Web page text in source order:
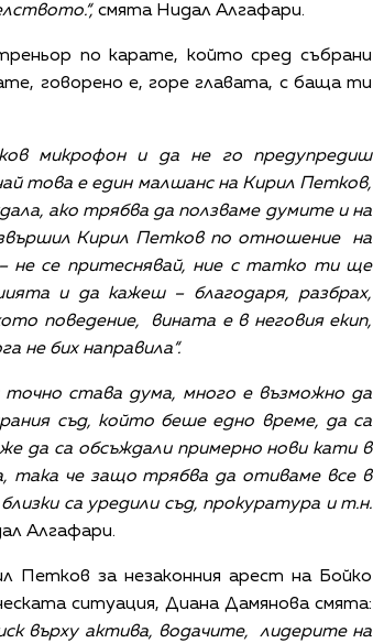
смята Нидал Алгафари.
по карате, който сред събрани
говорено е, горе главата, с баща ти
микрофон и да не го предупредиш
това е един малшанс на Кирил Петков,
ако трябва да ползваме думите и на
Кирил Петков по отношение на
не се притеснявай, ние с татко ти ще
и да кажеш – благодаря, разбрах,
поведение, вината е в неговия екип,
не бих направила“.
става дума, много е възможно да
съд, който беше едно време, да са
да са обсъждали примерно нови кати в
така че защо трябва да отиваме все в
са уредили съд, прокуратура и т.н.
Алгафари.
Петков за незаконния арест на Бойко
ситуация, Диана Дамянова смята:
върху актива, водачите, лидерите на